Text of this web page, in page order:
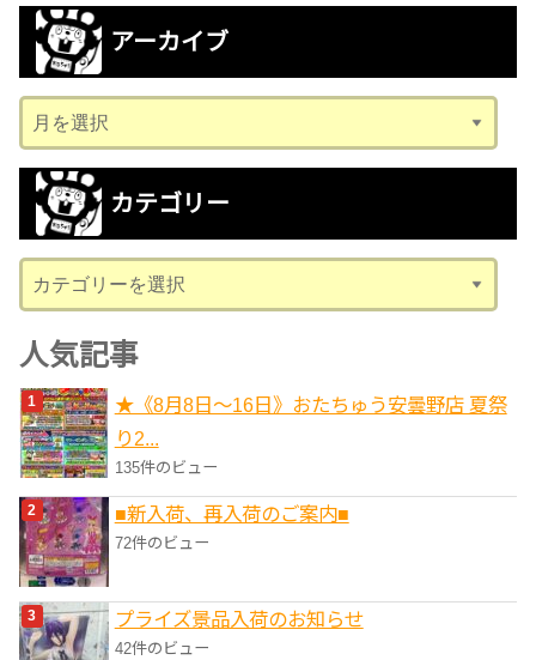
アーカイブ
ー
カ
ブ
カテゴリー
テ
ゴ
リ
ー
人気記事
★《8月8日～16日》おたちゅう安曇野店 夏祭
り2...
135件のビュー
■新入荷、再入荷のご案内■
72件のビュー
プライズ景品入荷のお知らせ
42件のビュー